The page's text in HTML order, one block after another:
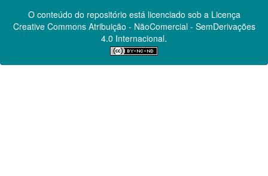
O conteúdo do repositório está licenciado sob a Licença
Creative CommonsAtribuição - NãoComercial - SemDerivações
4.0 Internacional.